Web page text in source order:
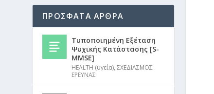
ΠΡΟΣΦΑΤΑ ΑΡΘΡΑ
Τυποποιημένη Εξέταση
Ψυχικής Κατάστασης [S-
MMSE]
HEALTH (υγεία),ΣΧΕΔΙΑΣΜΟΣ
ΕΡΕΥΝΑΣ